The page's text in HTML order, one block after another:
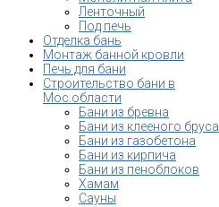
Ленточный
Под печь
Отделка бань
Монтаж банной кровли
Печь для бани
Строительство бани в
Мос.области
Бани из бревна
Бани из клееного бруса
Бани из газобетона
Бани из кирпича
Бани из пеноблоков
Хамам
Сауны